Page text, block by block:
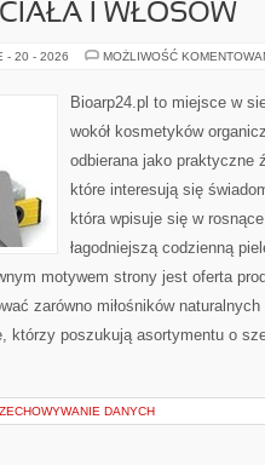
I WŁOSÓW
- 20 - 2026 MOŻLIWOŚĆ
Bioarp24.pl to miejsce w
wokół kosmetyków
odbierana jako praktyczne
które interesują się
która wpisuje się w
łagodniejszą codzienną
motywem strony jest oferta
zarówno miłośników
którzy poszukują asortymentu o
DANYCH